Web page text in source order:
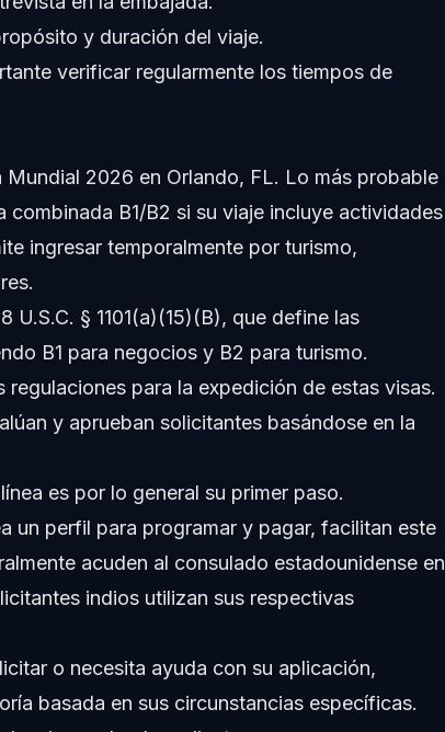
turista?
en 2026?
en Carolina del Norte?
de viaje?
y duración del viaje.
verificar regularmente los tiempos de
2026 en Orlando, FL. Lo más probable
B1/B2 si su viaje incluye actividades
ingresar temporalmente por turismo,
§ 1101(a)(15)(B), que define las
B1 para negocios y B2 para turismo.
para la expedición de estas visas.
y aprueban solicitantes basándose en la
es por lo general su primer paso.
un perfil para programar y pagar, facilitan este
acuden al consulado estadounidense en
indios utilizan sus respectivas
o necesita ayuda con su aplicación,
basada en sus circunstancias específicas.